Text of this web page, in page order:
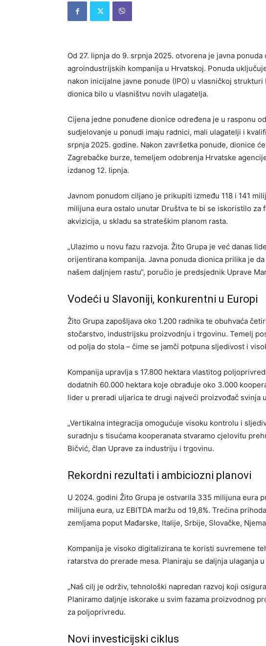
Od 27. lipnja do 9. srpnja 2025. otvorena je javna
agroindustrijskih kompanija u Hrvatskoj. Ponuda
nakon inicijalne javne ponude (IPO) u vlasničkoj
dionica bilo u vlasništvu novih ulagatelja.
Cijena jedne ponuđene dionice određena je u rasponu
sudjelovanje u ponudi imaju radnici, mali ulagatelji i
srpnja 2025. godine. Nakon završetka ponude, dionice
Zagrebačke burze, temeljem odobrenja Hrvatske
izdanog 12. lipnja.
Javnom ponudom ciljano je prikupiti između 118 i 141
milijuna eura ostalo unutar Društva te bi se iskoristilo
akvizicija, u skladu sa strateškim planom rasta.
„Ulazimo u novu fazu razvoja. Žito Grupa je već danas
orijentirana kompanija. Javna ponuda dionica prilika je
našem daljnjem rastu“, poručio je predsjednik Uprave
Vodeći u Slavoniji, konkurentni u Europi
Žito Grupa zapošljava oko 1.200 radnika te obuhvaća
stočarstvo, industrijsku proizvodnju i trgovinu. Temelj
od polja do stola – čime se jamči potpuna sljedivost i
Kompanija upravlja s 17.800 hektara vlastitog
dodatnih 60.000 hektara koje obrađuje oko 3.000
lider u preradi uljarica te drugi najveći proizvođač svinja
„Vertikalna integracija omogućuje visoku kontrolu i
suradnju s tisućama kooperanata stvaramo cjelovitu
Bičvić, član Uprave za industriju i trgovinu.
Rekordni rezultati i ambiciozni planovi
U 2024. godini Žito Grupa je ostvarila 335 milijuna eura
milijuna eura, uz EBITDA maržu od 19,8%. Trećina
zemljama poput Mađarske, Italije, Srbije, Slovačke,
Kompanija je visoko digitalizirana te koristi suvremene
ratarstva do prerade mesa. Planiraju se daljnja ulaganja
„Naš cilj je održiv, tehnološki napredan razvoj koji
Planiramo daljnje iskorake u svim fazama proizvodnog
za poljoprivredu.
Novi investicijski ciklus